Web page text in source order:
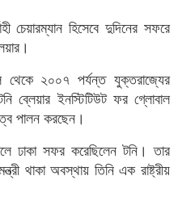
চেয়ারম্যান হিসেবে দুদিনের সফরে
থেকে ২০০৭ পর্যন্ত যুক্তরাজ্যের
ব্লেয়ার ইনস্টিটিউট ফর গ্লোবাল
পালন করছেন।
ঢাকা সফর করেছিলেন টনি। তার
থাকা অবস্থায় তিনি এক রাষ্ট্রীয়